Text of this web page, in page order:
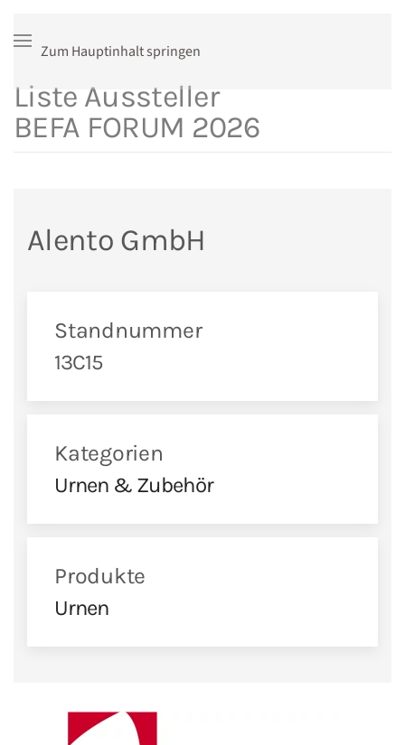
Zum Hauptinhalt springen
Liste Aussteller
BEFA FORUM 2026
Alento GmbH
Standnummer
13C15
Kategorien
Urnen & Zubehör
Produkte
Urnen